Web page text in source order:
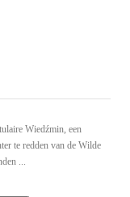
Wiedźmin, een
te redden van de Wilde
...